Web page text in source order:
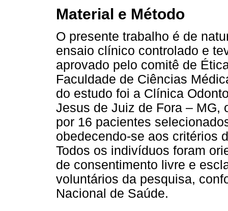
Material e Método
O presente trabalho é de
ensaio clínico controlado e
aprovado pelo comitê de
Faculdade de Ciências
do estudo foi a Clínica
Jesus de Juiz de Fora – MG,
por 16 pacientes
obedecendo-se aos critérios
Todos os indivíduos foram
de consentimento livre e
voluntários da pesquisa,
Nacional de Saúde.